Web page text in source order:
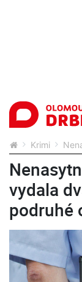
Krimi
vydala
podruhé